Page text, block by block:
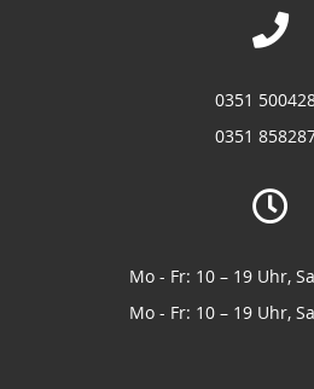
0351
0351
Mo - Fr: 10 – 19 Uhr,
Mo - Fr: 10 – 19 Uhr,